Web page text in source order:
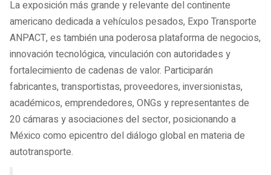
La exposición más grande y relevante del continente
americano dedicada a vehículos pesados, Expo Transporte
ANPACT, es también una poderosa plataforma de negocios,
innovación tecnológica, vinculación con autoridades y
fortalecimiento de cadenas de valor. Participarán
fabricantes, transportistas, proveedores, inversionistas,
académicos, emprendedores, ONGs y representantes de
20 cámaras y asociaciones del sector, posicionando a
México como epicentro del diálogo global en materia de
autotransporte.